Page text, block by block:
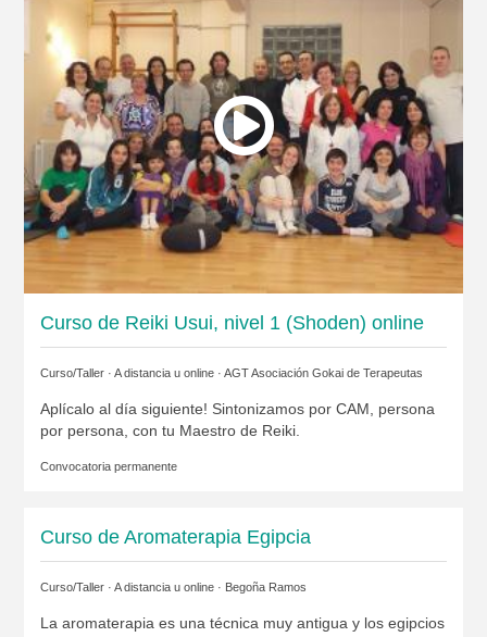
Curso de Reiki Usui, nivel 1 (Shoden) online
Curso/Taller · A distancia u online · AGT Asociación Gokai de Terapeutas
Aplícalo al día siguiente! Sintonizamos por CAM, persona
por persona, con tu Maestro de Reiki.
Convocatoria permanente
Curso de Aromaterapia Egipcia
Curso/Taller · A distancia u online · Begoña Ramos
La aromaterapia es una técnica muy antigua y los egipcios